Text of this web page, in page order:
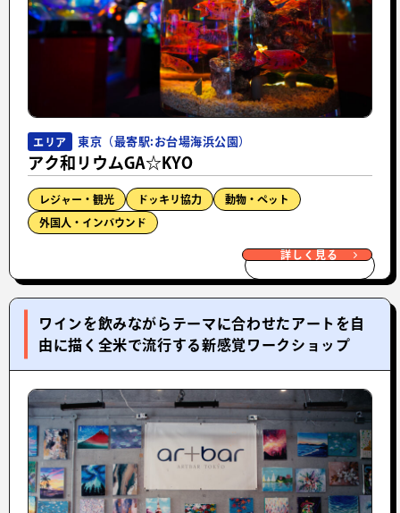
エリア 東京（最寄駅:お台場海浜公園）
アク和リウムGA☆KYO
レジャー・観光 ドッキリ協力 動物・ペット
外国人・インバウンド
詳しく見る
ワインを飲みながらテーマに合わせたアートを自
由に描く全米で流行する新感覚ワークショップ